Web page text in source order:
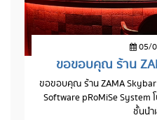
05/
ขอขอบคุณ ร้าน
ขอขอบคุณ ร้าน ZAMA Skybar
Software pRoMiSe System
ชั้นนำ